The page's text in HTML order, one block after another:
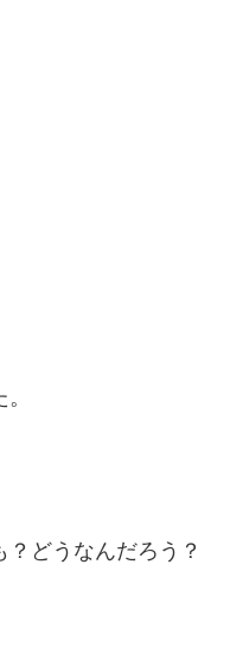
どうなんだろう？